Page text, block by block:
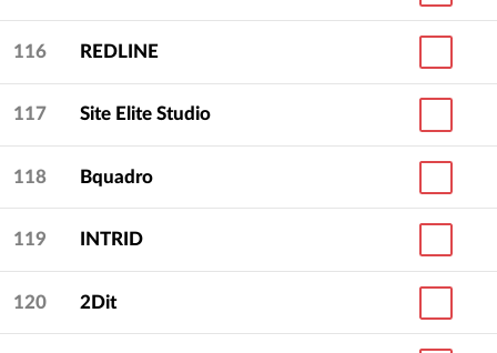
116 REDLINE
117 Site Elite Studio
118 Bquadro
119 INTRID
120 2Dit